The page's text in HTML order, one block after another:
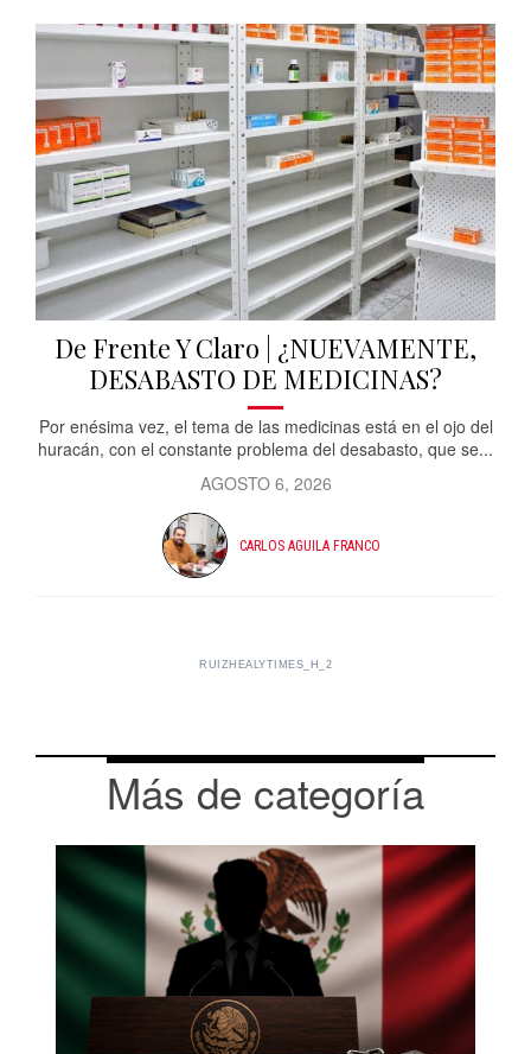
De Frente Y Claro | ¿NUEVAMENTE,
DESABASTO DE MEDICINAS?
Por enésima vez, el tema de las medicinas está en el ojo del
huracán, con el constante problema del desabasto, que se...
AGOSTO 6, 2026
CARLOS AGUILA FRANCO
RUIZHEALYTIMES_H_2
Más de categoría